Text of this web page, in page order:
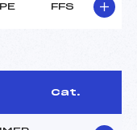
FFS
Cat.